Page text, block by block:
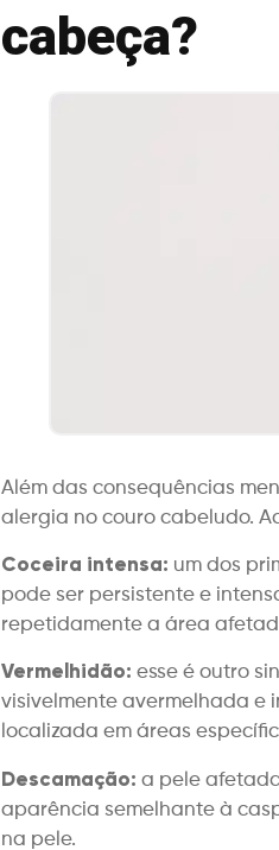
cabeça?
Além das consequências
alergia no couro cabeludo.
Coceira intensa: um dos
pode ser persistente e
repetidamente a área
Vermelhidão: esse é outro
visivelmente avermelhada e
localizada em áreas
Descamação: a pele
aparência semelhante à
na pele.